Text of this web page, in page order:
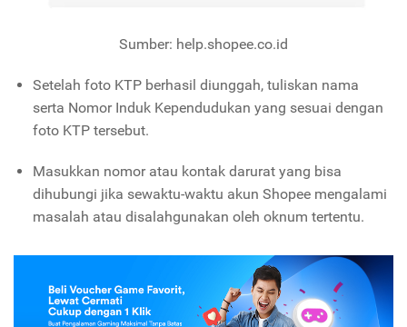
Sumber: help.shopee.co.id
Setelah foto KTP berhasil diunggah, tuliskan nama
serta Nomor Induk Kependudukan yang sesuai dengan
foto KTP tersebut.
Masukkan nomor atau kontak darurat yang bisa
dihubungi jika sewaktu-waktu akun Shopee mengalami
masalah atau disalahgunakan oleh oknum tertentu.